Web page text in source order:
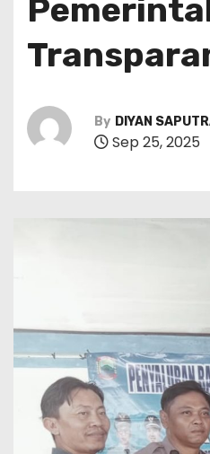
By DIYAN
Sep 25, 2025